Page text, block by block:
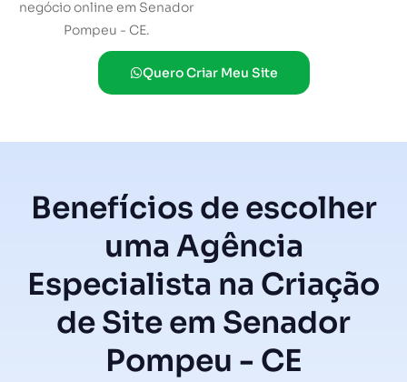
negócio online em Senador
Pompeu - CE.
Quero Criar Meu Site
Benefícios de escolher
uma Agência
Especialista na Criação
de Site em Senador
Pompeu - CE